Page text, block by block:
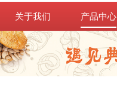
关于我们 产品中心